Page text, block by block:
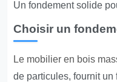
Un fondement solide
Choisir un
Le mobilier en bois
de particules, fournit